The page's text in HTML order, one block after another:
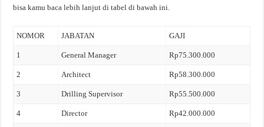
bisa kamu baca lebih lanjut di tabel di bawah ini.
NOMOR JABATAN GAJI
1 General Manager Rp75.300.000
2 Architect Rp58.300.000
3 Drilling Supervisor Rp55.500.000
4 Director Rp42.000.000